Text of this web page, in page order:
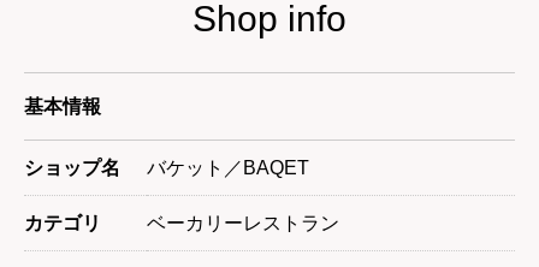
Shop info
基本情報
ショップ名 バケット／BAQET
カテゴリ ベーカリーレストラン